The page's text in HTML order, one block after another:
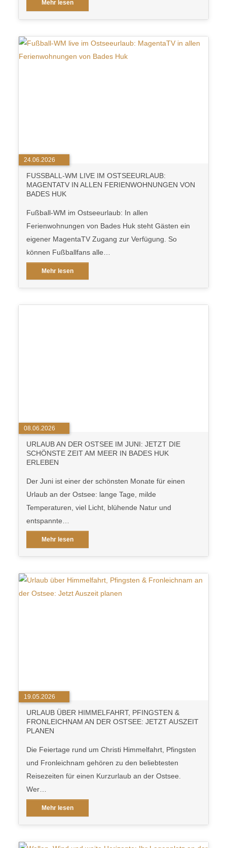
Mehr lesen
24.06.2026
FUSSBALL-WM LIVE IM OSTSEEURLAUB: M
AGENTATV IN ALLEN FERIENWOHNUNGEN VON B
ADES HUK
Fußball-WM im Ostseeurlaub: In allen
Ferienwohnungen von Bades Huk steht Gästen ein
eigener MagentaTV Zugang zur Verfügung. So
können Fußballfans alle…
Mehr lesen
08.06.2026
URLAUB AN DER OSTSEE IM JUNI: JETZT DIE
SCHÖNSTE ZEIT AM MEER IN BADES HUK
ERLEBEN
Der Juni ist einer der schönsten Monate für einen
Urlaub an der Ostsee: lange Tage, milde
Temperaturen, viel Licht, blühende Natur und
entspannte…
Mehr lesen
19.05.2026
URLAUB ÜBER HIMMELFAHRT, PFINGSTEN &
FRONLEICHNAM AN DER OSTSEE: JETZT AUSZEIT
PLANEN
Die Feiertage rund um Christi Himmelfahrt, Pfingsten
und Fronleichnam gehören zu den beliebtesten
Reisezeiten für einen Kurzurlaub an der Ostsee.
Wer…
Mehr lesen